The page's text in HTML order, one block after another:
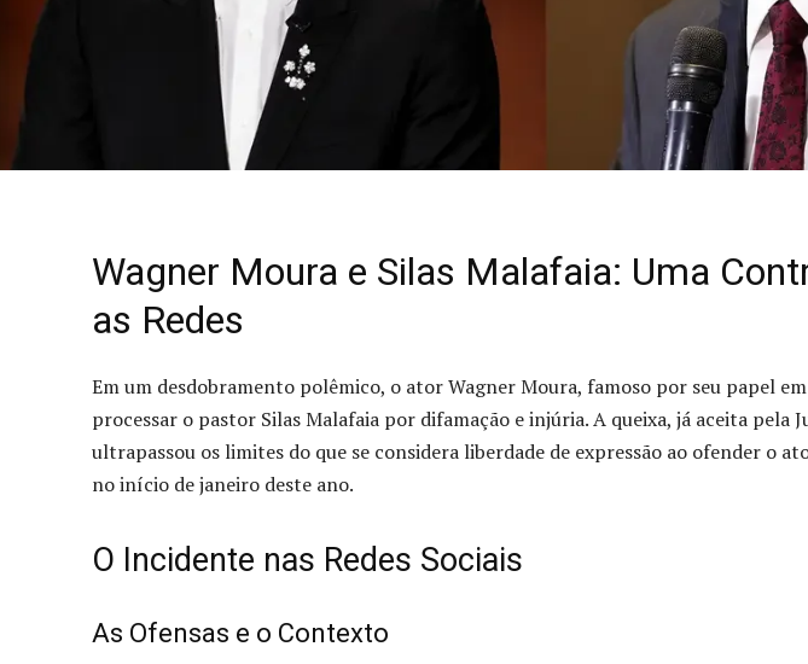
Wagner Moura e Silas Malafaia: Uma
as Redes
Em um desdobramento polêmico, o ator Wagner Moura, famoso por seu papel
processar o pastor Silas Malafaia por difamação e injúria. A queixa, já aceita pela
ultrapassou os limites do que se considera liberdade de expressão ao ofender o
no início de janeiro deste ano.
O Incidente nas Redes Sociais
As Ofensas e o Contexto